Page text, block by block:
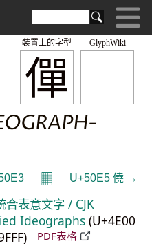
GlyphWiki
僤
裝置上的字型
𝄜 U+50E5 僥 →
合表意文字 / CJK
Ideographs (U+4E00
PDF表格